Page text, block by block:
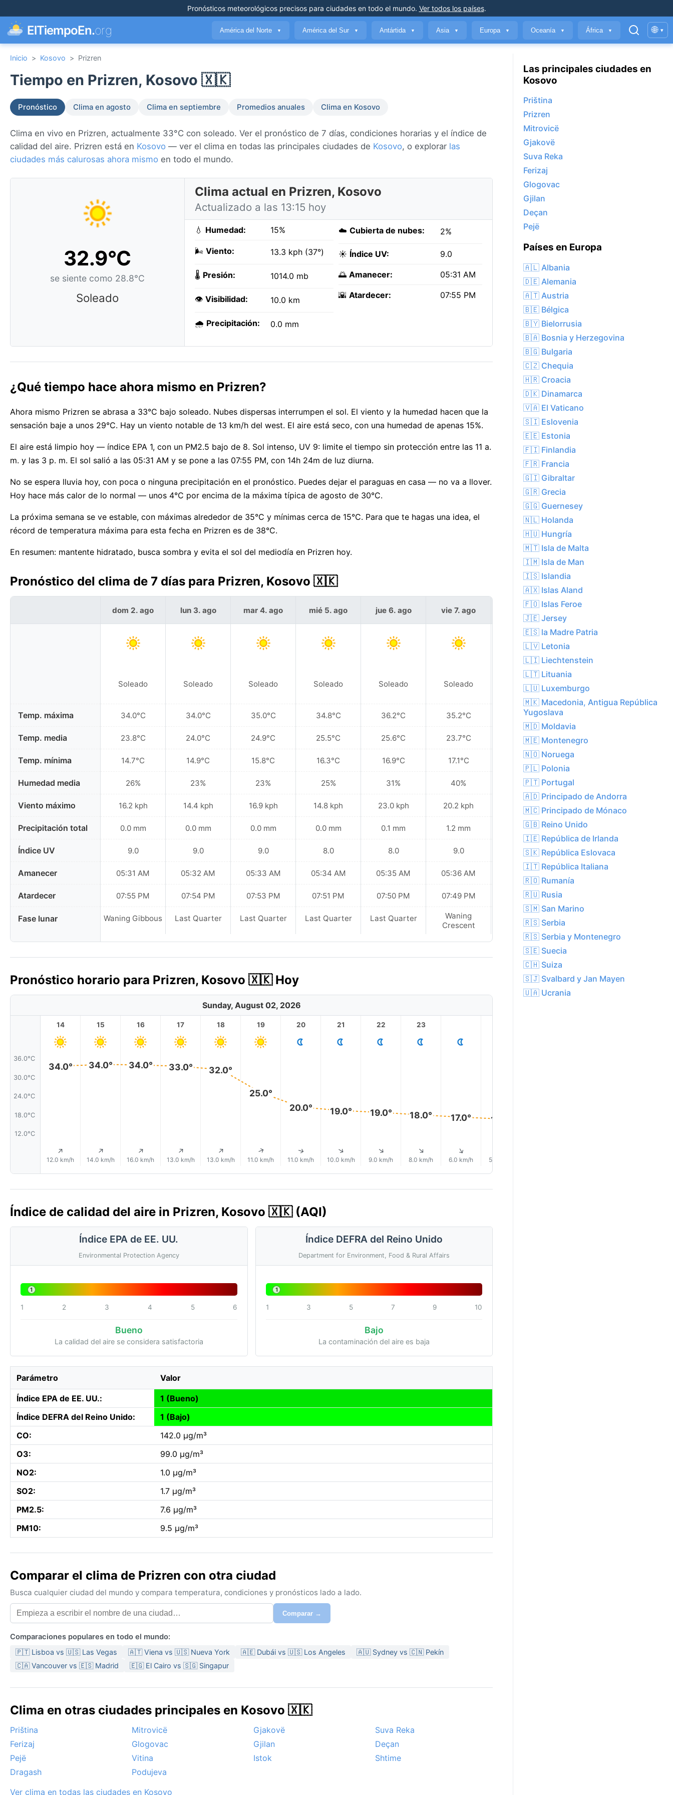
Pronósticos meteorológicos precisospara ciudades en todo el mundo. Ver todos los países.
ElTiempoEn.org América del Norte ▼ América del Sur ▼ Antártida ▼ Asia ▼ Europa ▼ Oceanía ▼ África ▼ 🌐 ▾
Inicio > Kosovo > Prizren
Tiempo en Prizren, Kosovo 🇽🇰
Pronóstico Clima en agosto Clima en septiembre Promedios anuales Clima en Kosovo
Clima en vivo en Prizren, actualmente 33°C con soleado. Ver el pronóstico de 7 días, condiciones horarias y el índice de
calidad del aire. Prizren está en Kosovo — ver el clima en todas las principales ciudades de Kosovo, o explorar las
ciudades más calurosas ahora mismo en todo el mundo.
32.9°C
se siente como 28.8°C
Soleado
Clima actual en Prizren, Kosovo
Actualizado a las 13:15 hoy
💧 Humedad: 15%
🌬️ Viento: 13.3 kph (37°)
🌡️ Presión: 1014.0 mb
👁️ Visibilidad: 10.0 km
🌧️ Precipitación: 0.0 mm
☁️ Cubierta de nubes: 2%
☀️ Índice UV: 9.0
🌅 Amanecer: 05:31 AM
🌇 Atardecer: 07:55 PM
¿Qué tiempo hace ahora mismo en Prizren?
Ahora mismo Prizren se abrasa a 33°C bajo soleado. Nubes dispersas interrumpen el sol. El viento y la humedad hacen que la
sensación baje a unos 29°C. Hay un viento notable de 13 km/h del west. El aire está seco, con una humedad de apenas 15%.
El aire está limpio hoy — índice EPA 1, con un PM2.5 bajo de 8. Sol intenso, UV 9: limite el tiempo sin protección entre las 11 a.
m. y las 3 p. m. El sol salió a las 05:31 AM y se pone a las 07:55 PM, con 14h 24m de luz diurna.
No se espera lluvia hoy, con poca o ninguna precipitación en el pronóstico. Puedes dejar el paraguas en casa — no va a llover.
Hoy hace más calor de lo normal — unos 4°C por encima de la máxima típica de agosto de 30°C.
La próxima semana se ve estable, con máximas alrededor de 35°C y mínimas cerca de 15°C. Para que te hagas una idea, el
récord de temperatura máxima para esta fecha en Prizren es de 38°C.
En resumen: mantente hidratado, busca sombra y evita el sol del mediodía en Prizren hoy.
Pronóstico del clima de 7 días para Prizren, Kosovo 🇽🇰
Temp. máxima
Temp. media
Temp. mínima
Humedad media
Viento máximo
Precipitación total
Índice UV
Amanecer
Atardecer
Fase lunar
dom 2. ago
Soleado
34.0°C
23.8°C
14.7°C
26%
16.2 kph
0.0 mm
9.0
05:31 AM
07:55 PM
Waning Gibbous
lun 3. ago
Soleado
34.0°C
24.0°C
14.9°C
23%
14.4 kph
0.0 mm
9.0
05:32 AM
07:54 PM
Last Quarter
mar 4. ago
Soleado
35.0°C
24.9°C
15.8°C
23%
16.9 kph
0.0 mm
9.0
05:33 AM
07:53 PM
Last Quarter
mié 5. ago
Soleado
34.8°C
25.5°C
16.3°C
25%
14.8 kph
0.0 mm
8.0
05:34 AM
07:51 PM
Last Quarter
jue 6. ago
Soleado
36.2°C
25.6°C
16.9°C
31%
23.0 kph
0.1 mm
8.0
05:35 AM
07:50 PM
Last Quarter
vie 7. ago
Soleado
35.2°C
23.7°C
17.1°C
40%
20.2 kph
1.2 mm
9.0
05:36 AM
07:49 PM
Waning
Crescent
sáb 8. ago
Soleado
35.4°C
25.9°C
17.1°C
39%
15.8 kph
0.0 mm
9.0
05:37 AM
07:48 PM
Crescent
Pronóstico horario para Prizren, Kosovo 🇽🇰 Hoy
Sunday, August 02, 2026
36.0°C
30.0°C
24.0°C
18.0°C
12.0°C
14
34.0°
↑
12.0 km/h
15
34.0°
↑
14.0 km/h
16
34.0°
↑
16.0 km/h
17
33.0°
↑
13.0 km/h
18
32.0°
↑
13.0 km/h
19
25.0°
↑
11.0 km/h
20
20.0°
↑
11.0 km/h
21
19.0°
↑
10.0 km/h
22
19.0°
↑
9.0 km/h
23
18.0°
↑
8.0 km/h
17.0°
↑
6.0 km/h
17.0°
5.0 km/h
Índice de calidad del aire in Prizren, Kosovo 🇽🇰 (AQI)
Índice EPA de EE. UU.
Environmental Protection Agency
1
1 2 3 4 5 6
Bueno
La calidad del aire se considera satisfactoria
Índice DEFRA del Reino Unido
Department for Environment, Food & Rural Affairs
1
1 3 5 7 9 10
Bajo
La contaminación del aire es baja
Parámetro Valor
Índice EPA de EE. UU.:
1 (Bueno)
Índice DEFRA del Reino Unido:
1 (Bajo)
CO:
142.0 µg/m³
O3:
99.0 µg/m³
NO2:
1.0 µg/m³
SO2:
1.7 µg/m³
PM2.5:
7.6 µg/m³
PM10:
9.5 µg/m³
Comparar el clima de Prizren con otra ciudad
Busca cualquier ciudad del mundo y compara temperatura, condiciones y pronósticos lado a lado.
Comparar →
Comparaciones populares en todo el mundo:
🇵🇹 Lisboa vs 🇺🇸 Las Vegas 🇦🇹 Viena vs 🇺🇸 Nueva York 🇦🇪 Dubái vs 🇺🇸 Los Angeles
🇦🇺 Sydney vs 🇨🇳 Pekín
🇨🇦 Vancouver vs 🇪🇸 Madrid
🇪🇬 El Cairo vs 🇸🇬 Singapur
Clima en otras ciudades principales en Kosovo 🇽🇰
Priština Mitrovicë Gjakovë
Suva Reka
Ferizaj
Glogovac Gjilan
Deçan
Pejë
Vitina Istok
Shtime
Dragash
Podujeva
Ver clima en todas las ciudades en Kosovo
Las principales ciudades en
Kosovo
Priština
Prizren
Mitrovicë
Gjakovë
Suva Reka
Ferizaj
Glogovac
Gjilan
Deçan
Pejë
Países en Europa
🇦🇱 Albania
🇩🇪 Alemania
🇦🇹 Austria
🇧🇪 Bélgica
🇧🇾 Bielorrusia
🇧🇦 Bosnia y Herzegovina
🇧🇬 Bulgaria
🇨🇿 Chequia
🇭🇷 Croacia
🇩🇰 Dinamarca
🇻🇦 El Vaticano
🇸🇮 Eslovenia
🇪🇪 Estonia
🇫🇮 Finlandia
🇫🇷 Francia
🇬🇮 Gibraltar
🇬🇷 Grecia
🇬🇬 Guernesey
🇳🇱 Holanda
🇭🇺 Hungría
🇲🇹 Isla de Malta
🇮🇲 Isla de Man
🇮🇸 Islandia
🇦🇽 Islas Aland
🇫🇴 Islas Feroe
🇯🇪 Jersey
🇪🇸 la Madre Patria
🇱🇻 Letonia
🇱🇮 Liechtenstein
🇱🇹 Lituania
🇱🇺 Luxemburgo
🇲🇰 Macedonia, Antigua República
Yugoslava
🇲🇩 Moldavia
🇲🇪 Montenegro
🇳🇴 Noruega
🇵🇱 Polonia
🇵🇹 Portugal
🇦🇩 Principado de Andorra
🇲🇨 Principado de Mónaco
🇬🇧 Reino Unido
🇮🇪 República de Irlanda
🇸🇰 República Eslovaca
🇮🇹 República Italiana
🇷🇴 Rumanía
🇷🇺 Rusia
🇸🇲 San Marino
🇷🇸 Serbia
🇷🇸 Serbia y Montenegro
🇸🇪 Suecia
🇨🇭 Suiza
🇸🇯 Svalbard y Jan Mayen
🇺🇦 Ucrania